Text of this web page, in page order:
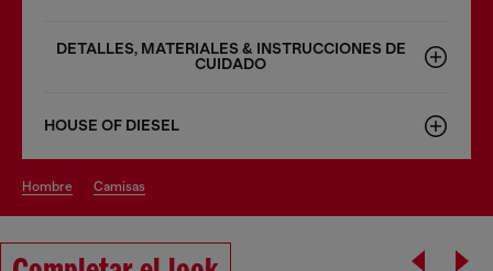
DETALLES, MATERIALES & INSTRUCCIONES DE
CUIDADO
HOUSE OF DIESEL
hombre camisas